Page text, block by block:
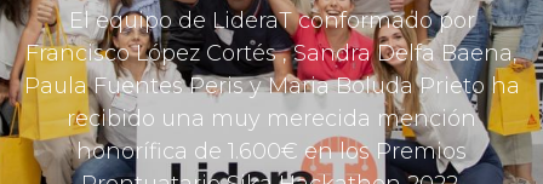
El equipo de LideraT conformado por
Francisco López Cortés , Sandra Delfa Baena,
Paula Fuentes Peris y Maria Boluda Prieto ha
recibido una muy merecida mención
honorífica de 1.600€ en los Premios